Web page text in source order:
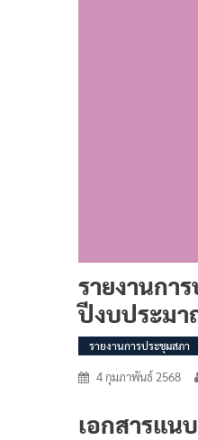
รายงานกา
ปีงบประมา
รายงานการประชุมสภา
4 กุมภาพันธ์ 2568
เอกสารแนบ